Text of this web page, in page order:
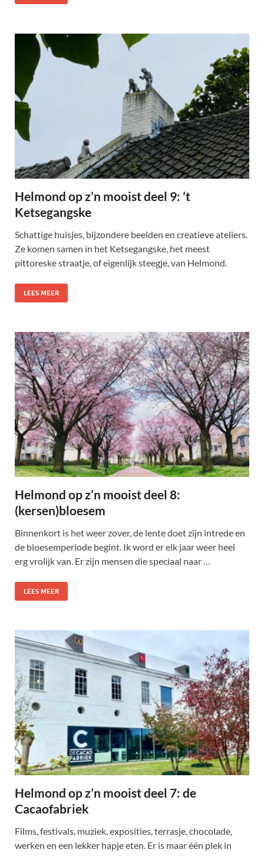
Helmond op z’n mooist deel 9: ’t
Ketsegangske
Schattige huisjes, bijzondere beelden en creatieve ateliers.
Ze komen samen in het Ketsegangske, het meest
pittoreske straatje, of eigenlijk steegje, van Helmond.
LEES MEER
Helmond op z’n mooist deel 8:
(kersen)bloesem
Binnenkort is het weer zover, de lente doet zijn intrede en
de bloesemperiode begint. Ik word er elk jaar weer heel
erg vrolijk van. Er zijn mensen die speciaal naar …
LEES MEER
Helmond op z’n mooist deel 7: de
Cacaofabriek
Films, festivals, muziek, exposities, terrasje, chocolade,
werken en een lekker hapje eten. Er is maar één plek in